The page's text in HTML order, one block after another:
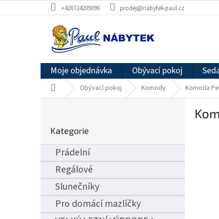
na
+420724209096 prodej@nabytek-paul.cz
Moje objednávka Obývací pokoj
Domů Obývací pokoj Komody Komoda
r
n
p
a
kategorie
Kategorie
Prádelní
Regálové
Slunečníky
Pro domácí mazlíčky